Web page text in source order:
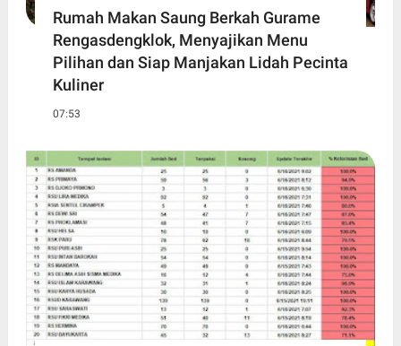
Rumah Makan Saung Berkah Gurame
Rengasdengklok, Menyajikan Menu
Pilihan dan Siap Manjakan Lidah Pecinta
Kuliner
07:53